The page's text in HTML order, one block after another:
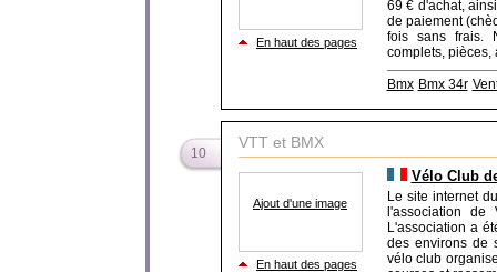
En haut des pages
69 € d'achat,
de paiement
fois sans frais.
complets, pièces,
Bmx Bmx 34r
10
VTT et BMX
Ajout d'une image
En haut des pages
Vélo Club
Le site internet
l'association
L'association a
des environs de
vélo club